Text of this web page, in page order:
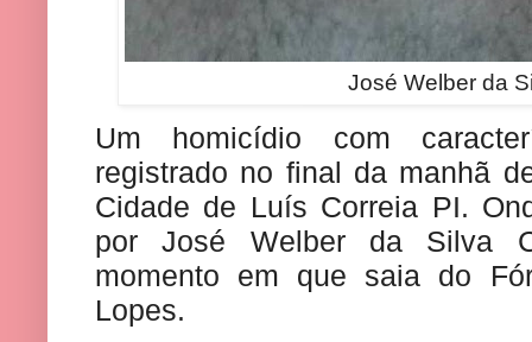
José Welber da
Um homicídio com
registrado no final da manhã
Cidade de Luís Correia PI.
por José Welber da Silva
momento em que saia do
Lopes.